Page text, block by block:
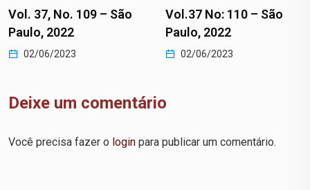
Vol. 37, No. 109 – São
Paulo, 2022
02/06/2023
Vol.37 No: 110 – São
Paulo, 2022
02/06/2023
Deixe um comentário
Você precisa fazer o login para publicar um comentário.